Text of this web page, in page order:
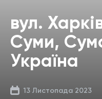
вул.
Суми,
Україна
13 Листопада 2023